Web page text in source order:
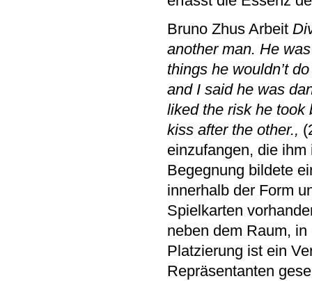
Bruno Zhus Arbeit
another man. He
things he wouldn’t
and I said he was
liked the risk he
kiss after the other.,
einzufangen, die
Begegnung bildete
innerhalb der Form
Spielkarten
neben dem Raum,
Platzierung ist ein
Repräsentanten